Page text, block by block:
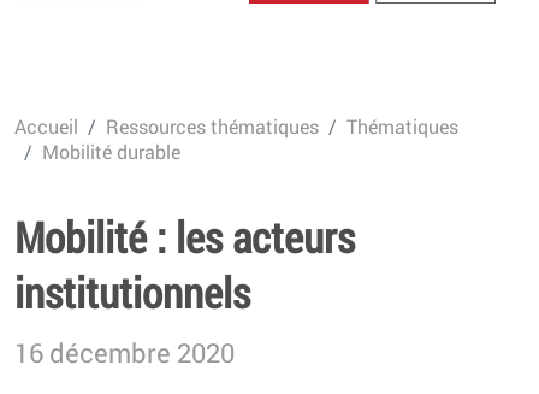
Accueil Ressources thématiques
Thématiques
Mobilité durable
Mobilité : les acteurs
institutionnels
16 décembre 2020